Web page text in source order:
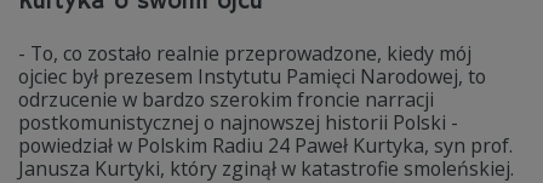
- To, co zostało realnie przeprowadzone, kiedy mój
ojciec był prezesem Instytutu Pamięci Narodowej, to
odrzucenie w bardzo szerokim froncie narracji
postkomunistycznej o najnowszej historii Polski -
powiedział w Polskim Radiu 24 Paweł Kurtyka, syn prof.
Janusza Kurtyki, który zginął w katastrofie smoleńskiej.